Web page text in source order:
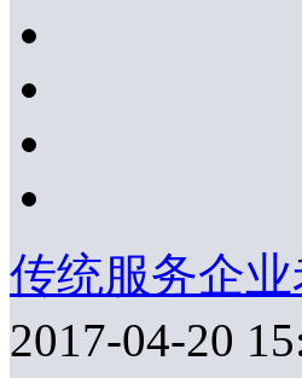
传统服务企
2017-04-20